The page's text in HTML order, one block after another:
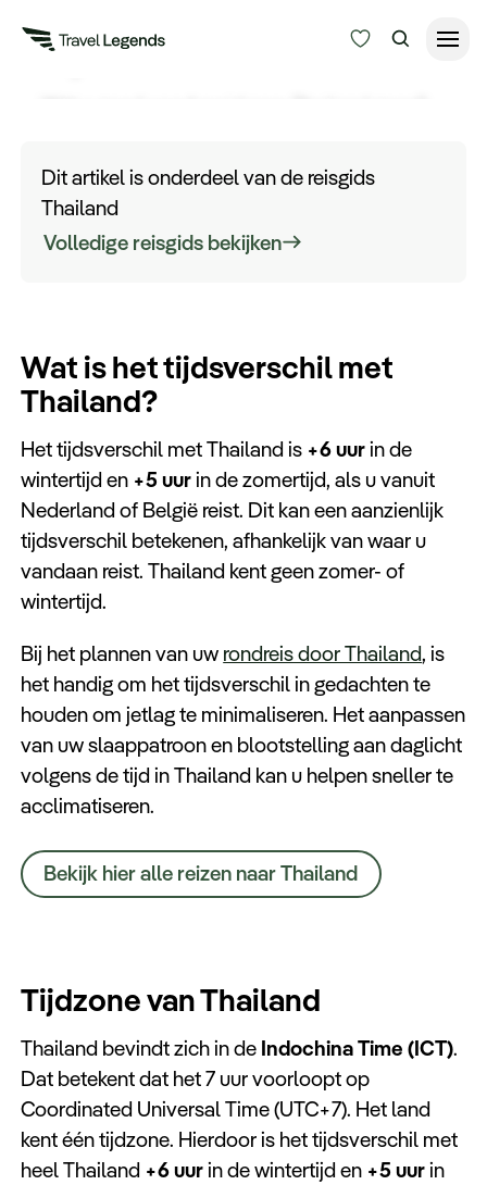
Inspiratie
Keuzehulp
Tijdsverschil Thailand
moet weten voordat u op reis gaat.
Dit artikel is onderdeel van de reisgids
Thailand
Volledige reisgids bekijken
Wat is het tijdsverschil met
Thailand?
Het tijdsverschil met Thailand is +6 uurin de
wintertijd en +5 uurin de zomertijd, als u vanuit
Nederland of België reist. Dit kan een aanzienlijk
tijdsverschil betekenen, afhankelijk van waar u
vandaan reist. Thailand kent geen zomer- of
wintertijd.
Bij het plannen van uw rondreis door Thailand, is
het handig om het tijdsverschil in gedachten te
houden om jetlag te minimaliseren. Het aanpassen
van uw slaappatroon en blootstelling aan daglicht
volgens de tijd in Thailand kan u helpen sneller te
acclimatiseren.
Bekijk hier alle reizen naar Thailand
Tijdzone van Thailand
Thailand bevindt zich in de Indochina Time (ICT).
Dat betekent dat het 7 uur voorloopt op
Coordinated Universal Time (UTC+7). Het land
kent één tijdzone. Hierdoor is het tijdsverschil met
heel Thailand +6 uurin de wintertijd en +5 uurin